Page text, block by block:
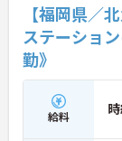
【福岡県／
ステーショ
勤》
給料